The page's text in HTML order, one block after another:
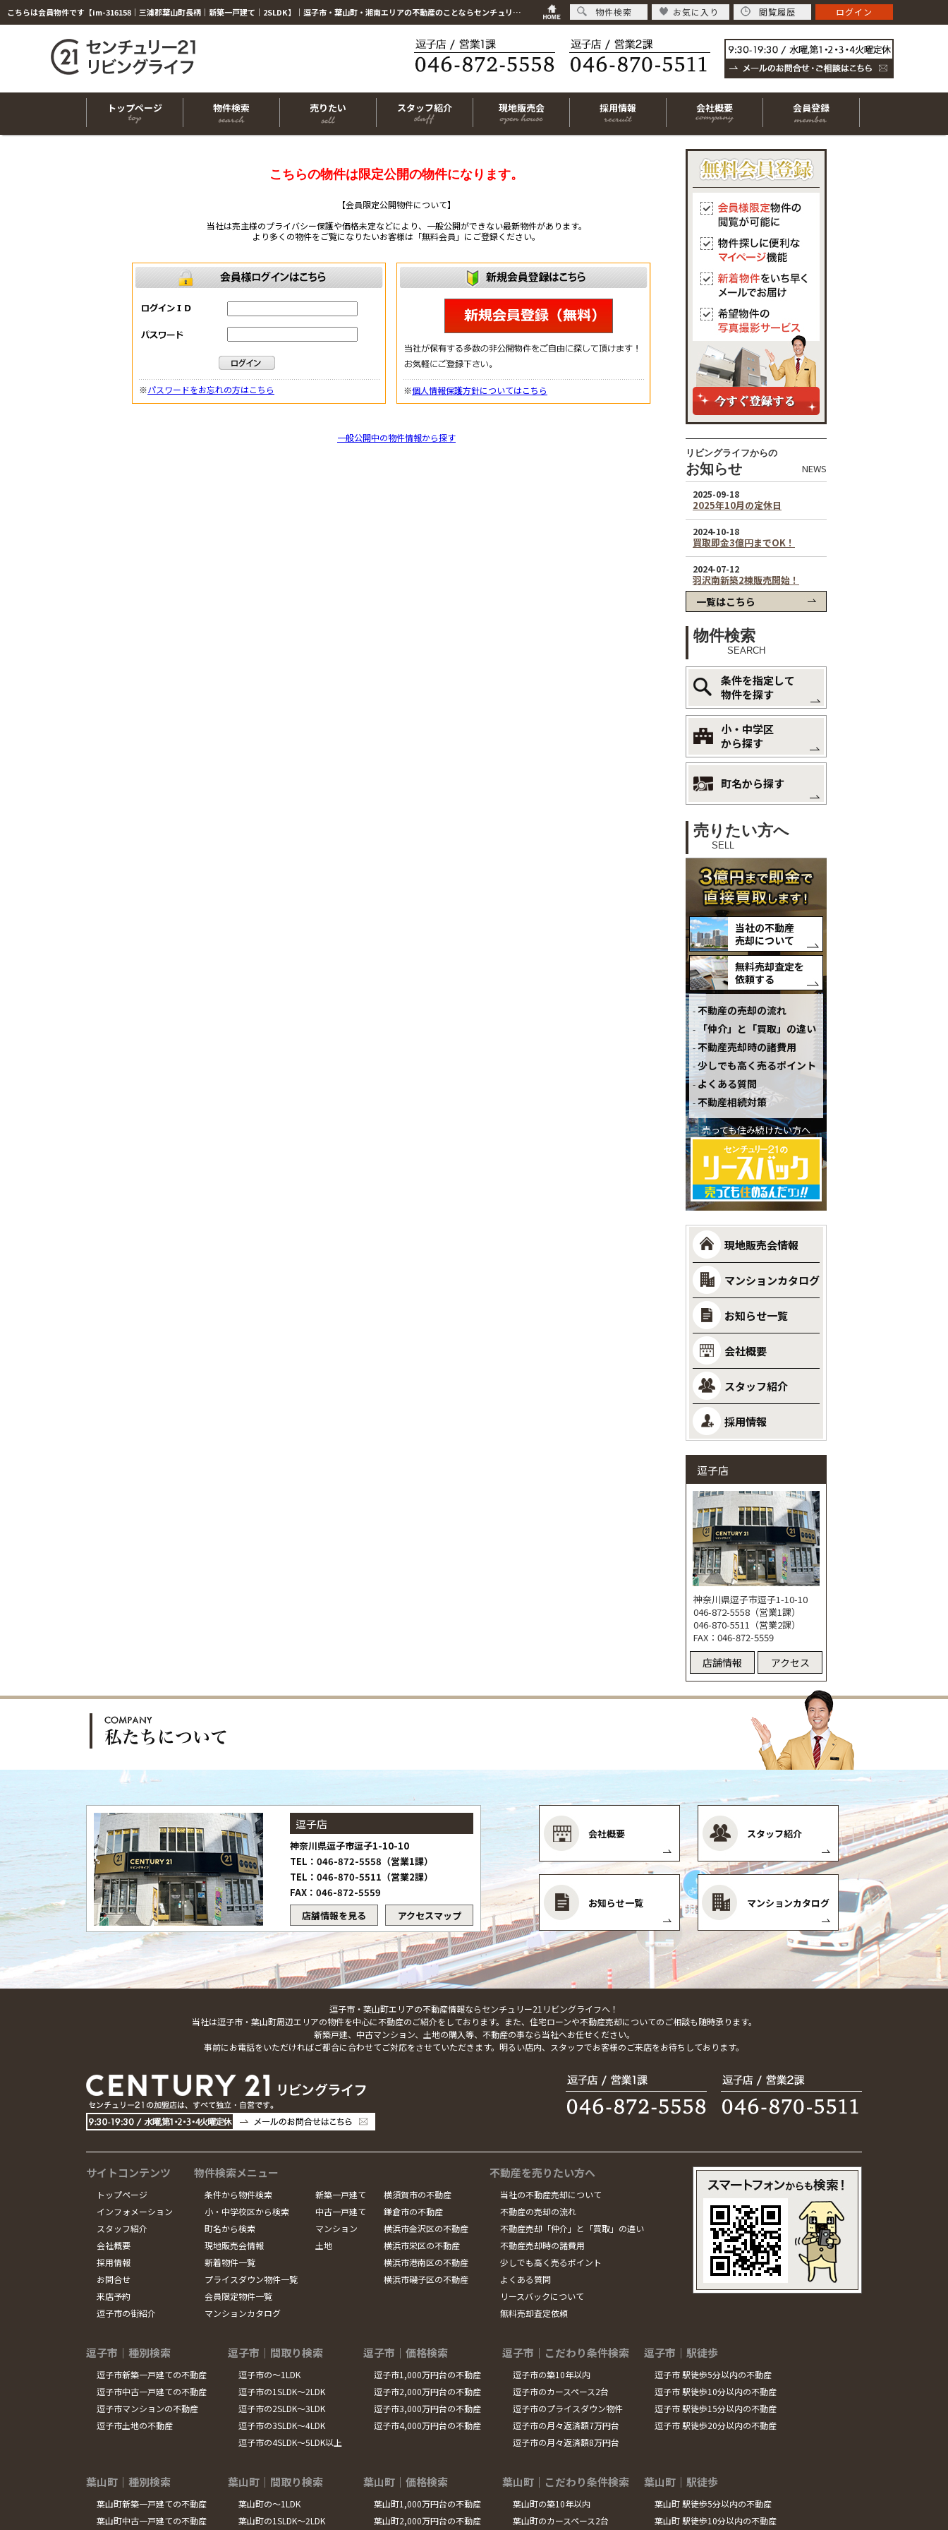
こちらは会員物件です【im-316158｜三浦郡葉山町長柄｜新築一戸建て｜2SLDK】｜逗子市・葉山町・湘南エリアの不動産のことならセンチュリー21リビングライフにお任せください！
トップページ 物件検索 売りたい スタッフ紹介 現地販売会 採用情報 会社概要 会員登録
こちらの物件は限定公開の物件になります。
【会員限定公開物件について】
当社は売主様のプライバシー保護や価格未定などにより、一般公開ができない最新物件があります。
より多くの物件をご覧になりたいお客様は「無料会員」にご登録ください。
※パスワードをお忘れの方はこちら ※個人情報保護方針についてはこちら
一般公開中の物件情報から探す
リビングライフからの
お知らせ NEWS
一覧はこちら
物件検索
SEARCH
条件を指定して
物件を探す
小・中学区
から探す
町名から探す
売りたい方へ
SELL
当社の不動産
売却について
無料売却査定を
依頼する
不動産の売却の流れ
「仲介」と「買取」の違い
不動産売却時の諸費用
少しでも高く売るポイント
よくある質問
不動産相続対策
売っても住み続けたい方へ
現地販売会情報
マンションカタログ
お知らせ一覧
会社概要
スタッフ紹介
採用情報
逗子店
神奈川県逗子市逗子1-10-10
046-872-5558（営業1課）
046-870-5511（営業2課）
FAX：046-872-5559
店舗情報 アクセス
逗子店
神奈川県逗子市逗子1-10-10
TEL：046-872-5558（営業1課）
TEL：046-870-5511（営業2課）
FAX：046-872-5559
店舗情報を見る
アクセスマップ
会社概要 スタッフ紹介
お知らせ一覧 マンションカタログ
逗子市・葉山町エリアの不動産情報ならセンチュリー21リビングライフへ！
当社は逗子市・葉山町周辺エリアの物件を中心に不動産のご紹介をしております。また、住宅ローンや不動産売却についてのご相談も随時承ります。
新築戸建、中古マンション、土地の購入等、不動産の事なら当社へお任せください。
事前にお電話をいただければご都合に合わせてご対応をさせていただきます。明るい店内、スタッフでお客様のご来店をお待ちしております。
サイトコンテンツ
トップページ
インフォメーション
スタッフ紹介
会社概要
採用情報
お問合せ
来店予約
逗子市の街紹介
物件検索メニュー
条件から物件検索
小・中学校区から検索
町名から検索
現地販売会情報
新着物件一覧
プライスダウン物件一覧
会員限定物件一覧
マンションカタログ
新築一戸建て
中古一戸建て
マンション
土地
横須賀市の不動産
鎌倉市の不動産
横浜市金沢区の不動産
横浜市栄区の不動産
横浜市港南区の不動産
横浜市磯子区の不動産
不動産を売りたい方へ
当社の不動産売却について
不動産の売却の流れ
不動産売却「仲介」と「買取」の違い
不動産売却時の諸費用
少しでも高く売るポイント
よくある質問
リースバックについて
無料売却査定依頼
逗子市｜種別検索
逗子市新築一戸建ての不動産
逗子市中古一戸建ての不動産
逗子市マンションの不動産
逗子市土地の不動産
逗子市｜間取り検索
逗子市の～1LDK
逗子市の1SLDK～2LDK
逗子市の2SLDK～3LDK
逗子市の3SLDK～4LDK
逗子市の4SLDK～5LDK以上
逗子市｜価格検索
逗子市1,000万円台の不動産
逗子市2,000万円台の不動産
逗子市3,000万円台の不動産
逗子市4,000万円台の不動産
逗子市｜こだわり条件検索
逗子市の築10年以内
逗子市のカースペース2台
逗子市のプライスダウン物件
逗子市の月々返済額7万円台
逗子市の月々返済額8万円台
逗子市｜駅徒歩
逗子市 駅徒歩5分以内の不動産
逗子市 駅徒歩10分以内の不動産
逗子市 駅徒歩15分以内の不動産
逗子市 駅徒歩20分以内の不動産
葉山町｜種別検索
葉山町新築一戸建ての不動産
葉山町中古一戸建ての不動産
葉山町｜間取り検索
葉山町の～1LDK
葉山町の1SLDK～2LDK
葉山町｜価格検索
葉山町1,000万円台の不動産
葉山町2,000万円台の不動産
葉山町｜こだわり条件検索
葉山町の築10年以内
葉山町のカースペース2台
葉山町｜駅徒歩
葉山町 駅徒歩5分以内の不動産
葉山町 駅徒歩10分以内の不動産
物件検索 お気に入り 閲覧履歴 ログイン